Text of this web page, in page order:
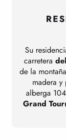
Su
carretera
de la
madera
alberga
Grand